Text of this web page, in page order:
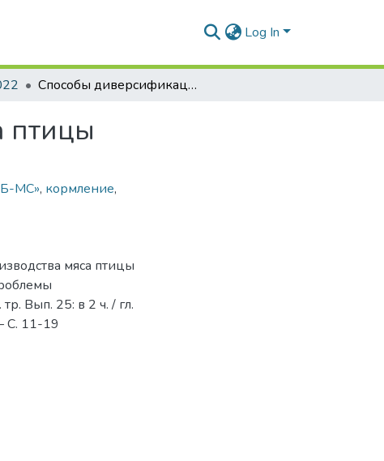
Log In
Способы диверсификации производства мяса птицы
птицы
МС», кормление,
мяса птицы
Вып. 25: в 2 ч. / гл.
С. 11-19